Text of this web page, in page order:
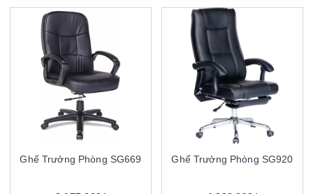
Ghế Trưởng Phòng SG669 Ghế Trưởng Phòng SG920